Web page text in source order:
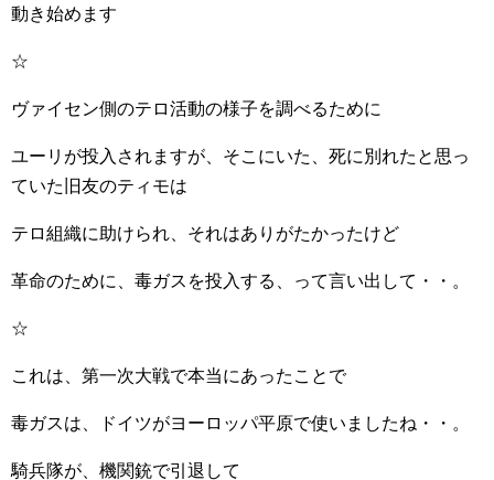
動き始めます
☆
ヴァイセン側のテロ活動の様子を調べるために
ユーリが投入されますが、そこにいた、死に別れたと思っ
ていた旧友のティモは
テロ組織に助けられ、それはありがたかったけど
革命のために、毒ガスを投入する、って言い出して・・。
☆
これは、第一次大戦で本当にあったことで
毒ガスは、ドイツがヨーロッパ平原で使いましたね・・。
騎兵隊が、機関銃で引退して